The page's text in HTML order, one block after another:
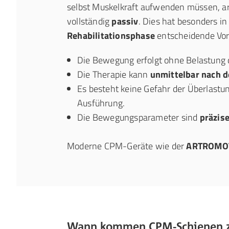
selbst Muskelkraft aufwenden müssen,
vollständigpassiv. Dies hat besonders
Rehabilitationsphaseentscheidende
Die Bewegung erfolgt ohne Belastung
Die Therapie kann unmittelbar nach
Es besteht keine Gefahr der
Ausführung.
Die Bewegungsparameter sind
Moderne CPM-Geräte wie der
Wann kommen CPM-Schienen